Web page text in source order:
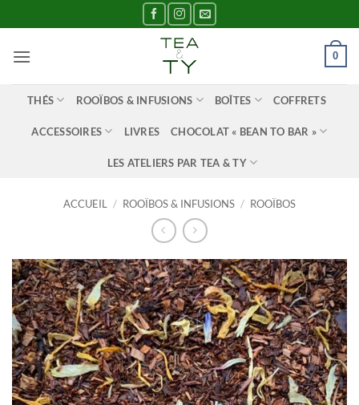
au
contenu
0
THÉS ROOÏBOS & INFUSIONS BOÎTES COFFRETS
ACCESSOIRES LIVRES CHOCOLAT « BEAN TO BAR »
LES ATELIERS PAR TEA & TY
ACCUEIL / ROOÏBOS & INFUSIONS / ROOÏBOS